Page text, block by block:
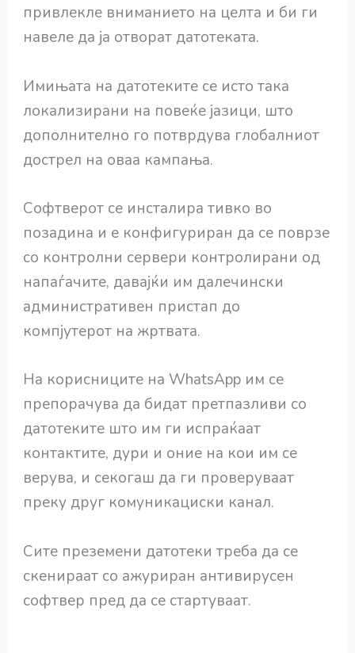
привлекле вниманието на целта и би ги
навеле да ја отворат датотеката.
Имињата на датотеките се исто така
локализирани на повеќе јазици, што
дополнително го потврдува глобалниот
дострел на оваа кампања.
Софтверот се инсталира тивко во
позадина и е конфигуриран да се поврзе
со контролни сервери контролирани од
напаѓачите, давајќи им далечински
административен пристап до
компјутерот на жртвата.
На корисниците на WhatsApp им се
препорачува да бидат претпазливи со
датотеките што им ги испраќаат
контактите, дури и оние на кои им се
верува, и секогаш да ги проверуваат
преку друг комуникациски канал.
Сите преземени датотеки треба да се
скенираат со ажуриран антивирусен
софтвер пред да се стартуваат.